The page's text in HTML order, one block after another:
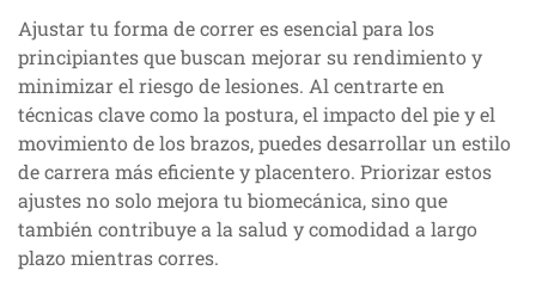
Ajustar tu forma de correr es esencial para los
principiantes que buscan mejorar su rendimiento y
minimizar el riesgo de lesiones. Al centrarte en
técnicas clave como la postura, el impacto del pie y el
movimiento de los brazos, puedes desarrollar un estilo
de carrera más eficiente y placentero. Priorizar estos
ajustes no solo mejora tu biomecánica, sino que
también contribuye a la salud y comodidad a largo
plazo mientras corres.